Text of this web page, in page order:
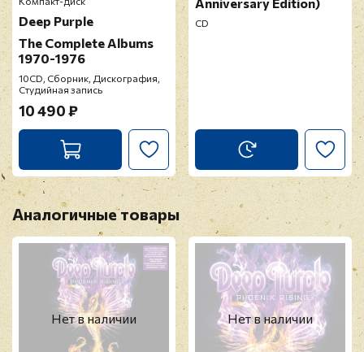
Deep Purple
The Complete Albums
1970-1976
10CD, Сборник, Дискография,
Студийная запись
10 490 ₽
CD
Аналогичные товары
Нет в наличии Нет в наличии